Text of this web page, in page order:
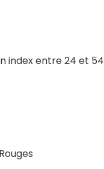
index entre 24 et 54